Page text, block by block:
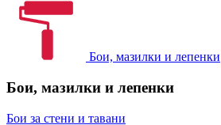
Бои, мазилки и лепенки
Бои, мазилки и лепенки
Бои за стени и тавани